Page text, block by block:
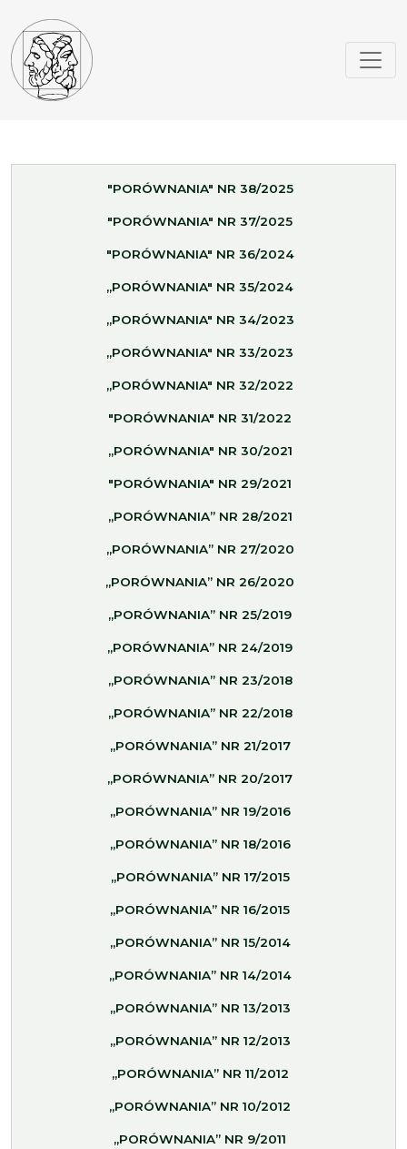
"PORÓWNANIA" NR 38/2025
"PORÓWNANIA" NR 37/2025
"PORÓWNANIA" NR 36/2024
„PORÓWNANIA" NR 35/2024
„PORÓWNANIA" NR 34/2023
„PORÓWNANIA" NR 33/2023
„PORÓWNANIA" NR 32/2022
"PORÓWNANIA" NR 31/2022
„PORÓWNANIA" NR 30/2021
"PORÓWNANIA" NR 29/2021
„PORÓWNANIA” NR 28/2021
„PORÓWNANIA” NR 27/2020
„PORÓWNANIA” NR 26/2020
„PORÓWNANIA” NR 25/2019
„PORÓWNANIA” NR 24/2019
„PORÓWNANIA” NR 23/2018
„PORÓWNANIA” NR 22/2018
„PORÓWNANIA” NR 21/2017
„PORÓWNANIA” NR 20/2017
„PORÓWNANIA” NR 19/2016
„PORÓWNANIA” NR 18/2016
„PORÓWNANIA” NR 17/2015
„PORÓWNANIA” NR 16/2015
„PORÓWNANIA” NR 15/2014
„PORÓWNANIA” NR 14/2014
„PORÓWNANIA” NR 13/2013
„PORÓWNANIA” NR 12/2013
„PORÓWNANIA” NR 11/2012
„PORÓWNANIA” NR 10/2012
„PORÓWNANIA” NR 9/2011